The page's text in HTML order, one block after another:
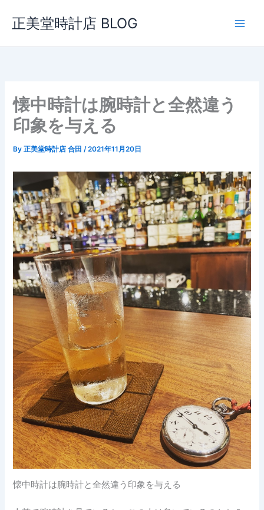
ス
正美堂時計店 BLOG
懐中時計は腕時計と全然違う
印象を与える
By正美堂時計店 合田/2021年11月20日
懐中時計は腕時計と全然違う印象を与える